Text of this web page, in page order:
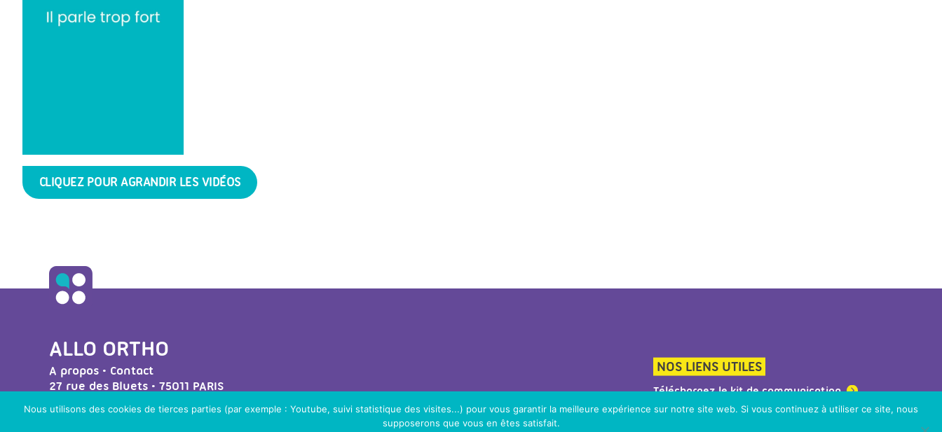
CLIQUEZ POUR AGRANDIR LES VIDÉOS
ALLO ORTHO
A propos• Contact
27 rue des Bluets • 75011 PARIS
Ressources régulateurs
NOS LIENS UTILES
Téléchargez le kit de communication
Nous utilisons des cookies de tierces parties (par exemple : Youtube, suivi statistique des visites...) pour vous garantir la meilleure expérience sur notre site web. Si vous continuez à utiliser ce site, nous
supposerons que vous en êtes satisfait.